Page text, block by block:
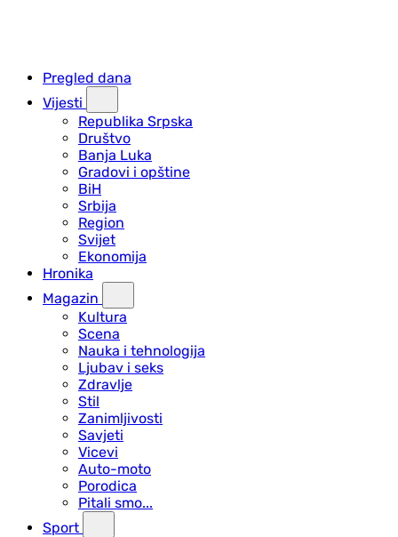
Pregled dana
Vijesti
Republika Srpska
Društvo
Banja Luka
Gradovi i opštine
BiH
Srbija
Region
Svijet
Ekonomija
Hronika
Magazin
Kultura
Scena
Nauka i tehnologija
Ljubav i seks
Zdravlje
Stil
Zanimljivosti
Savjeti
Vicevi
Auto-moto
Porodica
Pitali smo...
Sport